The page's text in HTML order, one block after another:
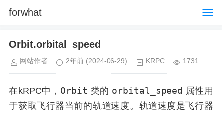
forwhat
Orbit.orbital_speed
网站作者 2年前 (2024-06-29) KRPC 1731
在kRPC中， Orbit 类的 orbital_speed 属性用
于获取飞行器当前的轨道速度。轨道速度是飞行器